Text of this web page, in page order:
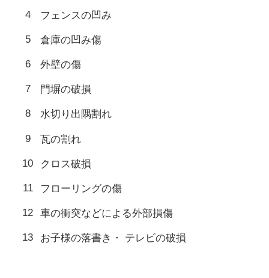
フェンスの凹み
倉庫の凹み傷
外壁の傷
門塀の破損
水切り出隅割れ
瓦の割れ
クロス破損
フローリングの傷
車の衝突などによる外部損傷
お子様の落書き・ テレビの破損